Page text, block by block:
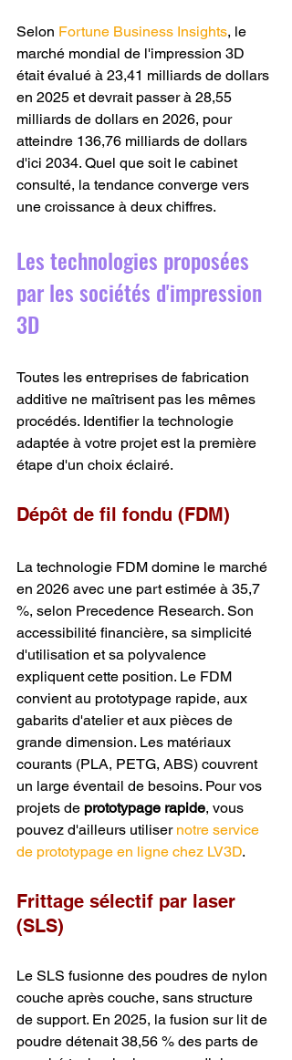
Selon Fortune Business Insights, le
marché mondial de l'impression 3D
était évalué à 23,41 milliards de dollars
en 2025 et devrait passer à 28,55
milliards de dollars en 2026, pour
atteindre 136,76 milliards de dollars
d'ici 2034. Quel que soit le cabinet
consulté, la tendance converge vers
une croissance à deux chiffres.
Les technologies proposées
par les sociétés d'impression
3D
Toutes les entreprises de fabrication
additive ne maîtrisent pas les mêmes
procédés. Identifier la technologie
adaptée à votre projet est la première
étape d'un choix éclairé.
Dépôt de fil fondu (FDM)
La technologie FDM domine le marché
en 2026 avec une part estimée à 35,7
%, selon Precedence Research. Son
accessibilité financière, sa simplicité
d'utilisation et sa polyvalence
expliquent cette position. Le FDM
convient au prototypage rapide, aux
gabarits d'atelier et aux pièces de
grande dimension. Les matériaux
courants (PLA, PETG, ABS) couvrent
un large éventail de besoins. Pour vos
projets de prototypage rapide, vous
pouvez d'ailleurs utiliser notre service
de prototypage en ligne chez LV3D.
Frittage sélectif par laser
(SLS)
Le SLS fusionne des poudres de nylon
couche après couche, sans structure
de support. En 2025, la fusion sur lit de
poudre détenait 38,56 % des parts de